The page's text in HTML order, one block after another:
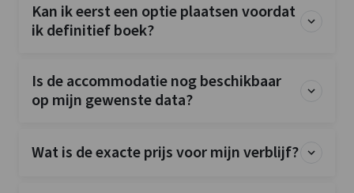
Kan ik eerst een optie plaatsen voordat
ik definitief boek?
Is de accommodatie nog beschikbaar
op mijn gewenste data?
Wat is de exacte prijs voor mijn verblijf?